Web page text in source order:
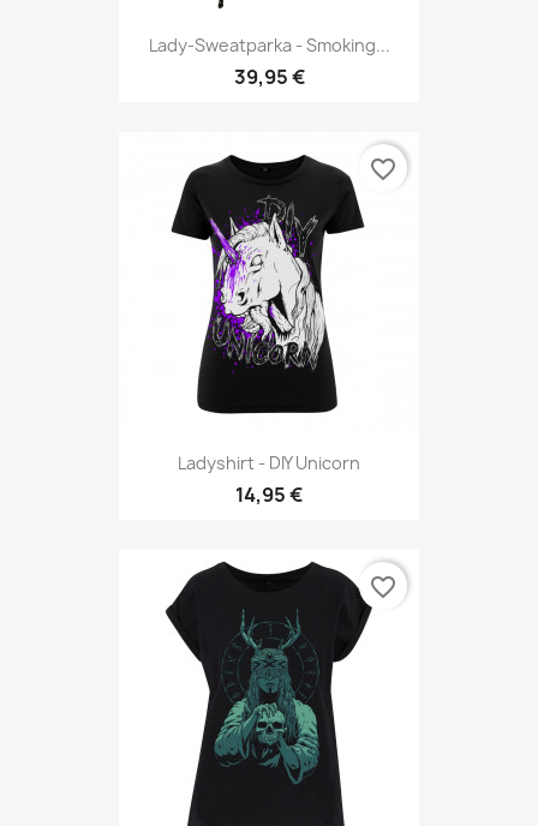
Lady-Sweatparka - Smoking...
39,95 €
Ladyshirt - DIY Unicorn
14,95 €
favorite_border
favorite_border